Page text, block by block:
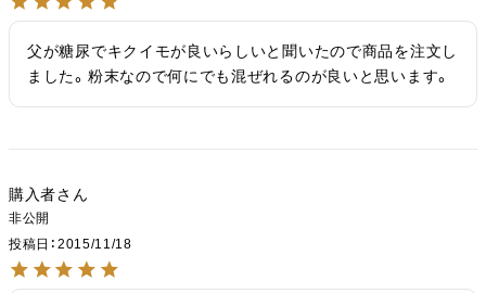
父が糖尿でキクイモが良いらしいと聞いたので商品を注文し
ました。粉末なので何にでも混ぜれるのが良いと思います。
購入者
非公開
投稿日
2015/11/18